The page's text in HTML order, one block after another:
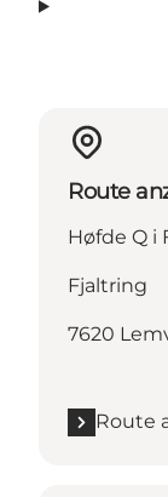
Route
Høfde Q i
Fjaltring
7620
Route